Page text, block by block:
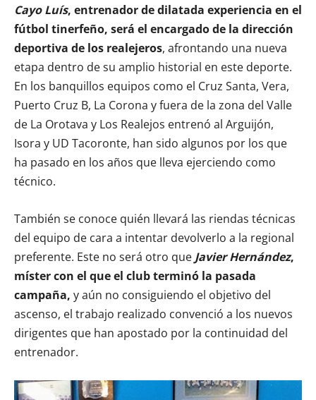
Cayo Luís, entrenador de dilatada experiencia en el
fútbol tinerfeño, será el encargado de la dirección
deportiva de los realejeros, afrontando una nueva
etapa dentro de su amplio historial en este deporte.
En los banquillos equipos como el Cruz Santa, Vera,
Puerto Cruz B, La Corona y fuera de la zona del Valle
de La Orotava y Los Realejos entrenó al Arguijón,
Isora y UD Tacoronte, han sido algunos por los que
ha pasado en los años que lleva ejerciendo como
técnico.
También se conoce quién llevará las riendas técnicas
del equipo de cara a intentar devolverlo a la regional
preferente. Este no será otro que Javier Hernández,
míster con el que el club terminó la pasada
campaña, y aún no consiguiendo el objetivo del
ascenso, el trabajo realizado convenció a los nuevos
dirigentes que han apostado por la continuidad del
entrenador.